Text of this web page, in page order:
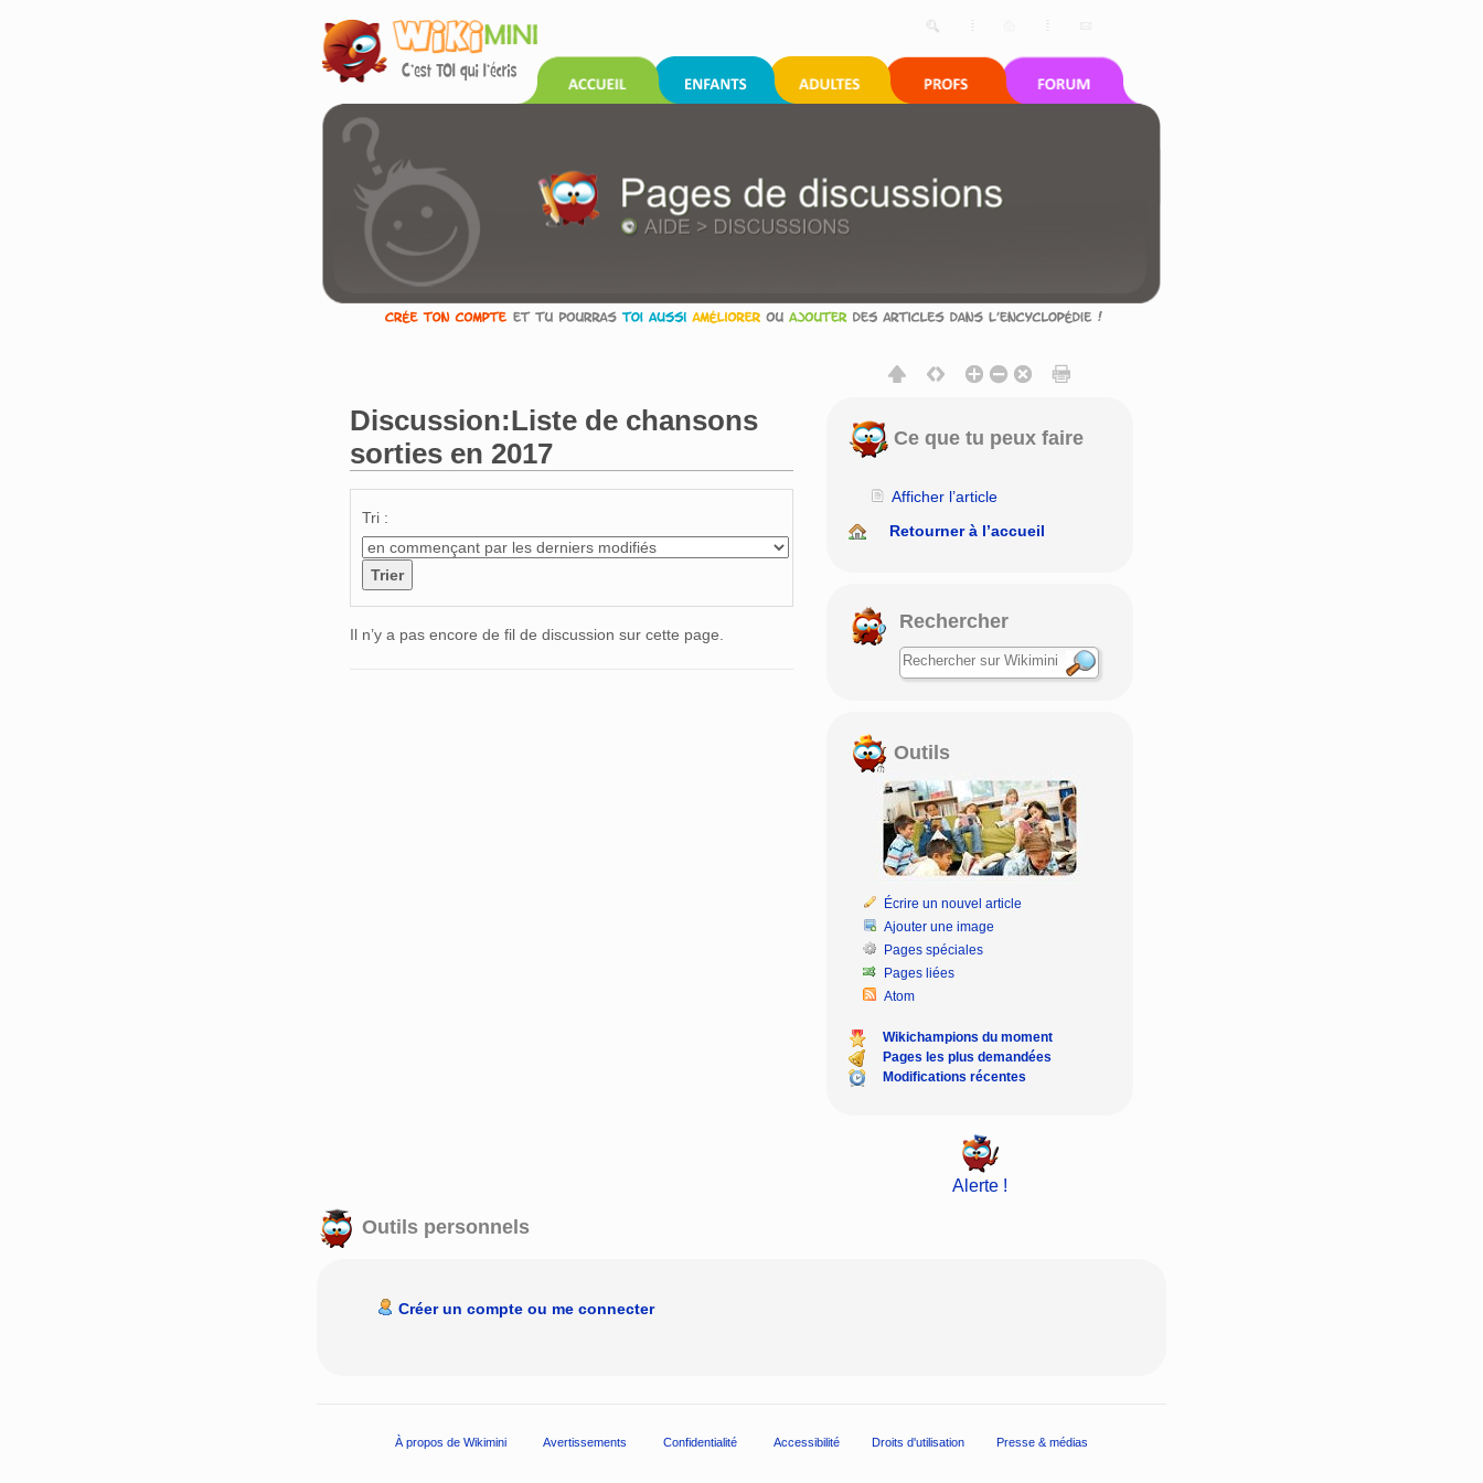
Discussion:Liste de chansons
sorties en 2017
Tri :
Il n’y a pas encore de fil de discussion sur cette page.
Ce que tu peux faire
Afficher l’article
Retourner à l’accueil
Rechercher
Outils
Écrire un nouvel article
Ajouter une image
Pages spéciales
Pages liées
Atom
Wikichampions du moment
Pages les plus demandées
Modifications récentes
Alerte !
Outils personnels
Créer un compte ou me connecter
À propos de Wikimini Avertissements Confidentialité Accessibilité Droits d'utilisation Presse & médias